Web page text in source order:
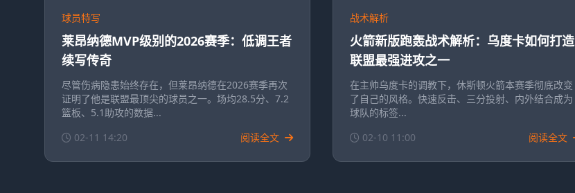
球员特写
莱昂纳德MVP级别的2026赛季：低调王者
续写传奇
尽管伤病隐患始终存在，但莱昂纳德在2026赛季再次
证明了他是联盟最顶尖的球员之一。场均28.5分、7.2
篮板、5.1助攻的数据...
02-11 14:20
阅读全文
战术解析
火箭新版跑轰战术解析：乌度卡如何打造
联盟最强进攻之一
在主帅乌度卡的调教下，休斯顿火箭本赛季彻底改变
了自己的风格。快速反击、三分投射、内外结合成为
球队的标签...
02-10 11:00
阅读全文